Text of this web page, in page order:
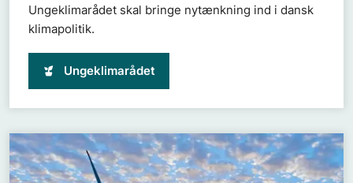
Ungeklimarådet skal bringe nytænkning ind i dansk
klimapolitik.
Ungeklimarådet